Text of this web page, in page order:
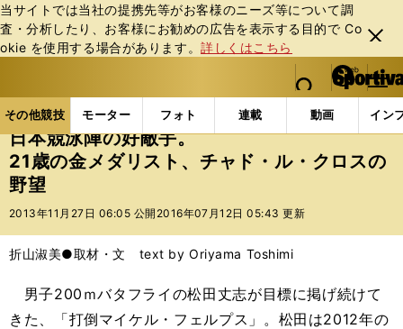
当サイトでは当社の提携先等がお客様のニーズ等について調
査・分析したり、お客様にお勧めの広告を表⽰する⽬的で Co
okie を使⽤する場合があります。詳しくはこちら
閉じ
る
web Sportiva (webスポルティーバ)
検索
マイペ
ー
ジ
メニュ
その他競技 モーター フォト 連載 動画 イン
ス
ポ
ル
テ
ー
バ
その他競技の記事一覧 水泳 日本競泳陣の好敵手。
日本競泳陣の好敵手。
21歳の金メダリスト、チャド・ル・クロスの
野望
2013年11月27日 06:05 公開 2016年07月12日 05:43 更新
折山淑美●取材・文 text by Oriyama Toshimi
男子200ｍバタフライの松田丈志が目標に掲げ続けて
きた、「打倒マイケル・フェルプス」。松田は2012年の